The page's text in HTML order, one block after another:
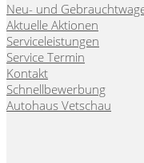
Neu- und
Aktuelle Aktionen
Serviceleistungen
Service Termin
Kontakt
Schnellbewerbung
Autohaus Vetschau